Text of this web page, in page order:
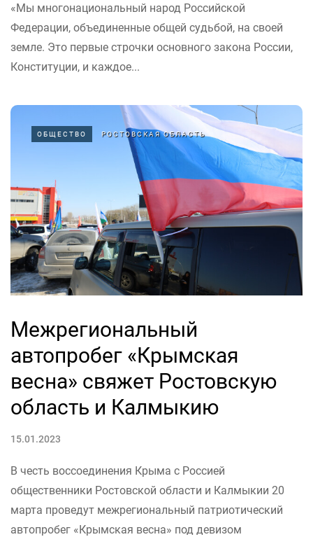
«Мы многонациональный народ Российской
Федерации, объединенные общей судьбой, на своей
земле. Это первые строчки основного закона России,
Конституции, и каждое...
ОБЩЕСТВО РОСТОВСКАЯ ОБЛАСТЬ
Межрегиональный
автопробег «Крымская
весна» свяжет Ростовскую
область и Калмыкию
15.01.2023
В честь воссоединения Крыма с Россией
общественники Ростовской области и Калмыкии 20
марта проведут межрегиональный патриотический
автопробег «Крымская весна» под девизом